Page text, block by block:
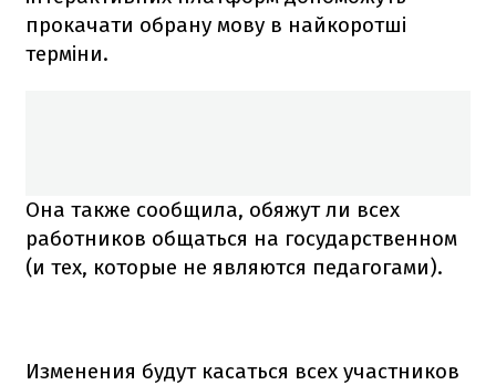
прокачати обрану мову в найкоротші
терміни.
Она также сообщила, обяжут ли всех
работников общаться на государственном
(и тех, которые не являются педагогами).
Изменения будут касаться всех участников